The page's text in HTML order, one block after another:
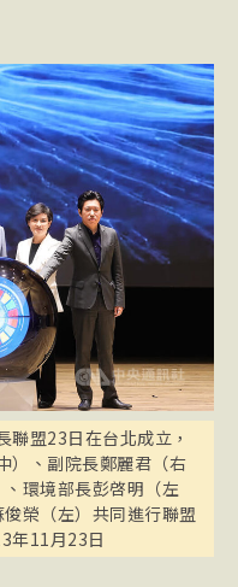
盟23日在台北成立，
）、副院長鄭麗君（右
環境部長彭啓明（左
榮（左）共同進行聯盟
年11月23日